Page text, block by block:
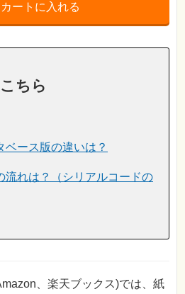
カートに入れる
ちら
ベース版の違いは？
流れは？（シリアルコードの
、楽天ブックス)では、紙